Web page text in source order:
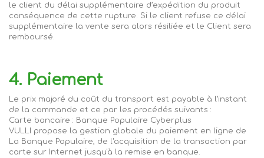
le client du délai supplémentaire d’expédition du produit
conséquence de cette rupture. Si le client refuse ce délai
supplémentaire la vente sera alors résiliée et le Client sera
remboursé.
4. Paiement
Le prix majoré du coût du transport est payable à l’instant
de la commande et ce par les procédés suivants :
Carte bancaire : Banque Populaire Cyberplus
VULLI propose la gestion globale du paiement en ligne de
La Banque Populaire, de l'acquisition de la transaction par
carte sur Internet jusqu'à la remise en banque.